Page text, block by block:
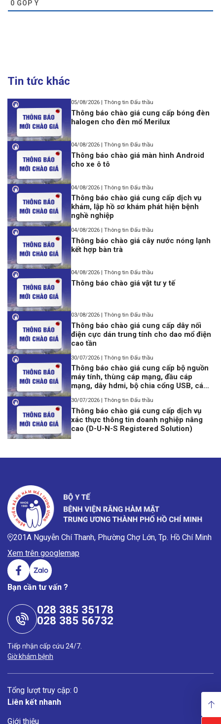
0 GÓP Ý
Tin tức khác
05/08/2026 | Thông tin Đấu thầu
Thông báo chào giá cung cấp bóng đèn
halogen cho đèn mổ Merilux
04/08/2026 | Thông tin Đấu thầu
Thông báo chào giá màn hình Android
cho xe ô tô
04/08/2026 | Thông tin Đấu thầu
Thông báo chào giá cung cấp dịch vụ
khám, lập hồ sơ khám phát hiện bệnh
nghề nghiệp
04/08/2026 | Thông tin Đấu thầu
Thông báo chào giá cây nước nóng lạnh
kết hợp bàn trà
04/08/2026 | Thông tin Đấu thầu
Thông báo chào giá vật tư y tế
03/08/2026 | Thông tin Đấu thầu
Thông báo chào giá cung cấp dây nối
điện cực dán trung tính cho dao mổ điện
cao tần
30/07/2026 | Thông tin Đấu thầu
Thông báo chào giá cung cấp bộ nguồn
máy tính, thùng cáp mạng, đầu cáp
mạng, dây hdmi, bộ chia cổng USB, cáp
30/07/2026 | Thông tin Đấu thầu
Thông báo chào giá cung cấp dịch vụ
xác thực thông tin doanh nghiệp nâng
cao (D-U-N-S Registered Solution)
201A Nguyễn Chí Thanh, Phường Chợ Lớn, Tp. Hồ Chí Minh
Xem trên googlemap
Bạn cần tư vấn ?
028 385 35178
028 385 56732
Tiếp nhận cấp cứu 24/7.
Giờ khám bệnh
Tổng lượt truy cập: 0
Liên kết nhanh
Giới thiệu